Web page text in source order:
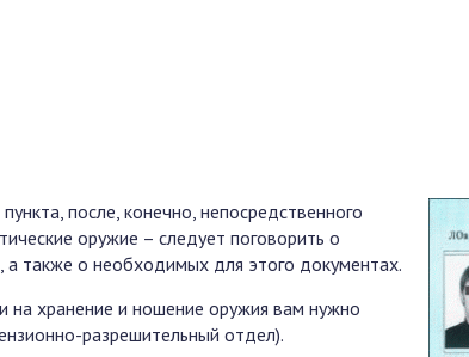
после, конечно, непосредственного
оружие – следует поговорить о
а также о необходимых для этого документах.
на хранение и ношение оружия вам нужно
разрешительный отдел).